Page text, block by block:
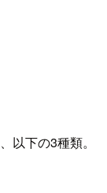
以下の3種類。